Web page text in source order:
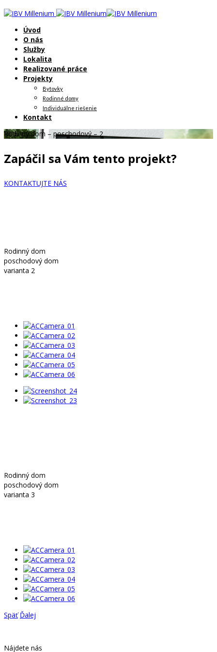
Úvod
O nás
Služby
Lokalita
Realizované práce
Projekty
Bytovky
Rodinné domy
Individuálne riešenie
Kontakt
Rodinný dom – poschodový – 2
Zapáčil sa Vám tento projekt?
KONTAKTUJTE NÁS
Rodinný dom
poschodový dom
varianta 2
Rodinný dom
poschodový dom
varianta 3
Späť Ďalej
Nájdete nás